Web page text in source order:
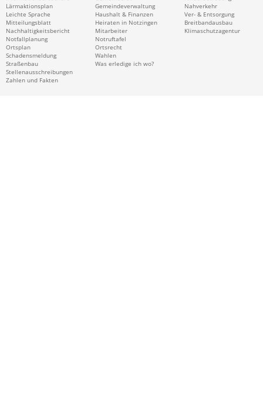
Lärmaktionsplan
Leichte Sprache
Mitteilungsblatt
Nachhaltigkeitsbericht
Notfallplanung
Ortsplan
Schadensmeldung
Straßenbau
Stellenausschreibungen
Zahlen und Fakten
Gemeindeverwaltung
Haushalt & Finanzen
Heiraten in Notzingen
Mitarbeiter
Notruftafel
Ortsrecht
Wahlen
Was erledige ich wo?
Nahverkehr
Ver- & Entsorgung
Breitbandausbau
Klimaschutzagentur